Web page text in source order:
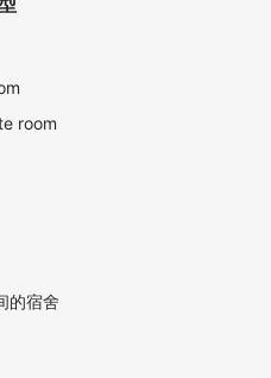
room
的宿舍